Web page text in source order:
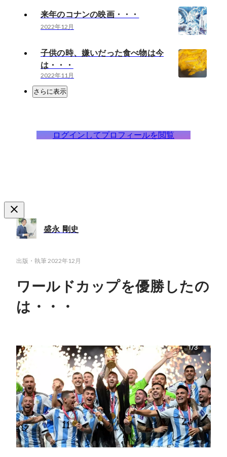
来年のコナンの映画・・・
2022年12月
子供の時、嫌いだった食べ物は今
は・・・
2022年11月
さらに表示
ログインしてプロフィールを閲覧
盛永 剛史
出版・執筆2022年12月
ワールドカップを優勝したの
は・・・